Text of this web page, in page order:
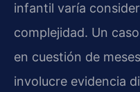
infantil varía
complejidad. Un
en cuestión de
involucre evidencia